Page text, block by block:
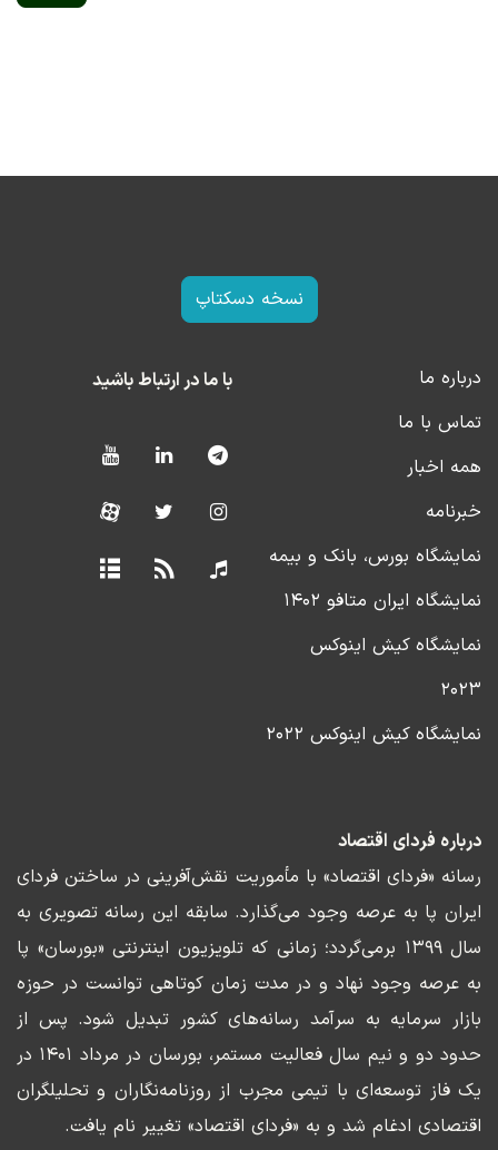
نسخه دسکتاپ
درباره ما
تماس با ما
همه اخبار
خبرنامه
نمایشگاه بورس، بانک و بیمه
نمایشگاه ایران متافو ۱۴۰۲
نمایشگاه کیش اینوکس
۲۰۲۳
نمایشگاه کیش اینوکس ۲۰۲۲
با ما در ارتباط باشید
درباره فردای اقتصاد
رسانه «فردای اقتصاد» با مأموریت نقش‌آفرینی در ساختن فردای
ایران پا به عرصه وجود می‌گذارد. سابقه این رسانه تصویری به
سال ۱۳۹۹ برمی‌گردد؛ زمانی که تلویزیون اینترنتی «بورسان» پا
به عرصه وجود نهاد و در مدت زمان کوتاهی توانست در حوزه
بازار سرمایه به سرآمد رسانه‌های کشور تبدیل شود. پس از
حدود دو و نیم سال فعالیت مستمر، بورسان در مرداد ۱۴۰۱ در
یک فاز توسعه‌ای با تیمی مجرب از روزنامه‌نگاران و تحلیلگران
اقتصادی ادغام شد و به «فردای اقتصاد» تغییر نام یافت.